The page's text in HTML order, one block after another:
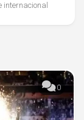
internacional
0